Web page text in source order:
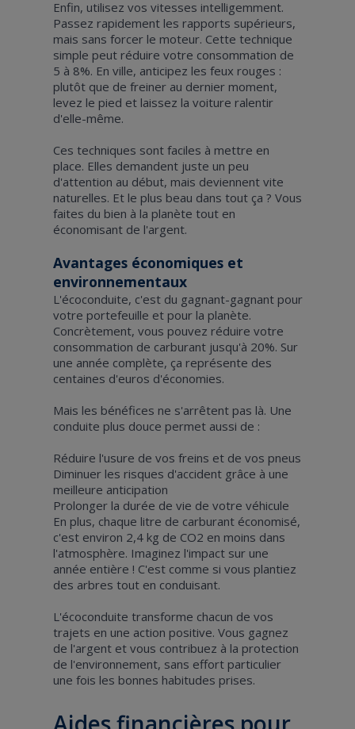
Enfin, utilisez vos vitesses intelligemment.
Passez rapidement les rapports supérieurs,
mais sans forcer le moteur. Cette technique
simple peut réduire votre consommation de
5 à 8%. En ville, anticipez les feux rouges :
plutôt que de freiner au dernier moment,
levez le pied et laissez la voiture ralentir
d'elle-même.
Ces techniques sont faciles à mettre en
place. Elles demandent juste un peu
d'attention au début, mais deviennent vite
naturelles. Et le plus beau dans tout ça ? Vous
faites du bien à la planète tout en
économisant de l'argent.
Avantages économiques et
environnementaux
L'écoconduite, c'est du gagnant-gagnant pour
votre portefeuille et pour la planète.
Concrètement, vous pouvez réduire votre
consommation de carburant jusqu'à 20%. Sur
une année complète, ça représente des
centaines d'euros d'économies.
Mais les bénéfices ne s'arrêtent pas là. Une
conduite plus douce permet aussi de :
Réduire l'usure de vos freins et de vos pneus
Diminuer les risques d'accident grâce à une
meilleure anticipation
Prolonger la durée de vie de votre véhicule
En plus, chaque litre de carburant économisé,
c'est environ 2,4 kg de CO2 en moins dans
l'atmosphère. Imaginez l'impact sur une
année entière ! C'est comme si vous plantiez
des arbres tout en conduisant.
L'écoconduite transforme chacun de vos
trajets en une action positive. Vous gagnez
de l'argent et vous contribuez à la protection
de l'environnement, sans effort particulier
une fois les bonnes habitudes prises.